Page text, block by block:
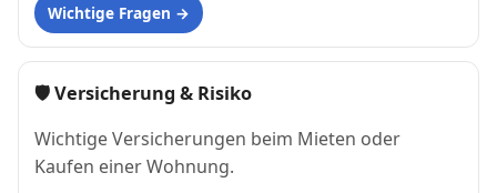
Wichtige Fragen
🛡 Versicherung & Risiko
Wichtige Versicherungen beim Mieten oder
Kaufen einer Wohnung.